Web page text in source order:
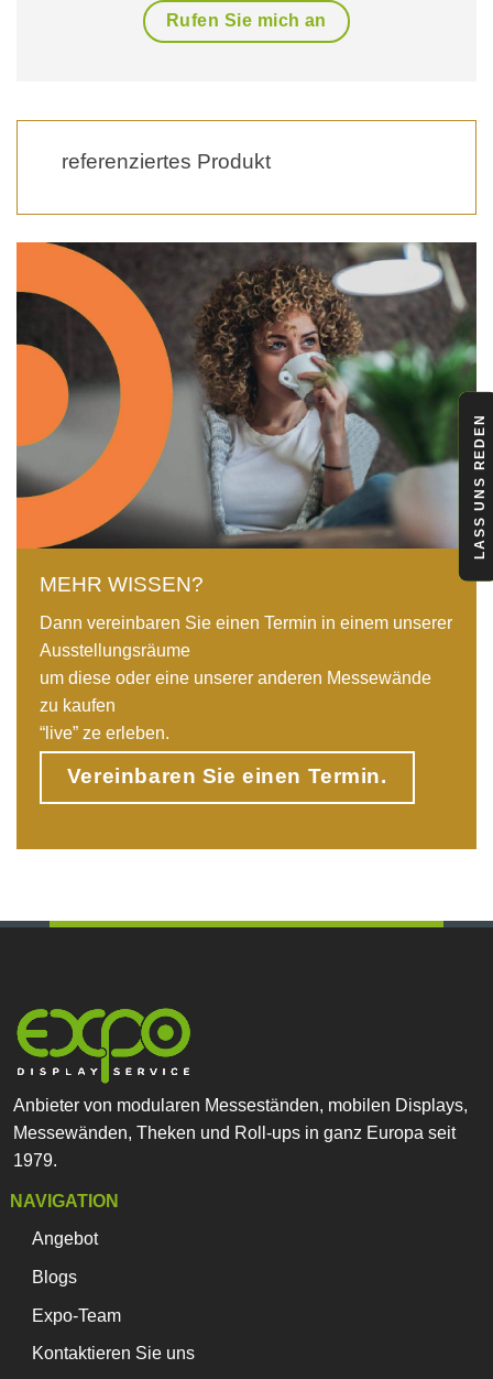
Rufen Sie mich an
referenziertes Produkt
MEHR WISSEN?
Dann vereinbaren Sie einen Termin in einem unserer
Ausstellungsräume
um diese oder eine unserer anderen Messewände
zu kaufen
“live” ze erleben.
Vereinbaren Sie einen Termin.
LASS UNS REDEN
Anbieter von modularen Messeständen, mobilen Displays,
Messewänden, Theken und Roll-ups in ganz Europa seit
1979.
NAVIGATION
Angebot
Blogs
Expo-Team
Kontaktieren Sie uns